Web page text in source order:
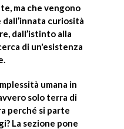
ma che vengono
curiosità
dall’istinto alla
di un'esistenza
umana in
solo terra di
perché si parte
La sezione pone